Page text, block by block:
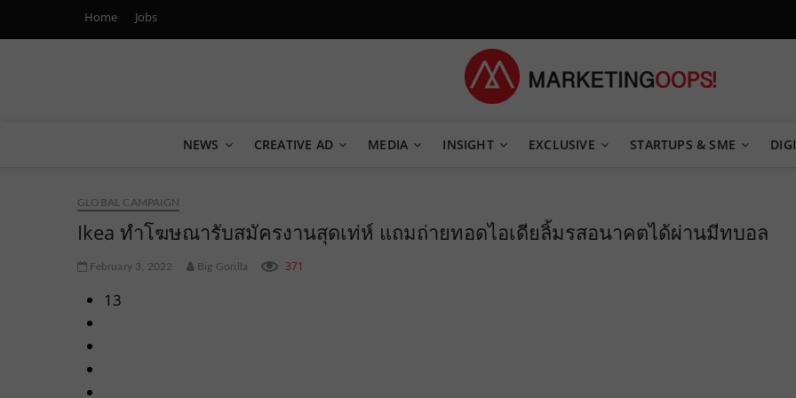
Home Jobs
Marketing Oops!
NEWS CREATIVE AD MEDIA INSIGHT EXCLUSIVE STARTUPS & SME
GLOBAL CAMPAIGN
Ikea ทำโฆษณารับสมัครงานสุดเท่ห์ แถมถ่ายทอดไอเดียลิ้มรสอนาคตได้ผ่านมีทบอล
February 3, 2022 Big Gorilla 371
13